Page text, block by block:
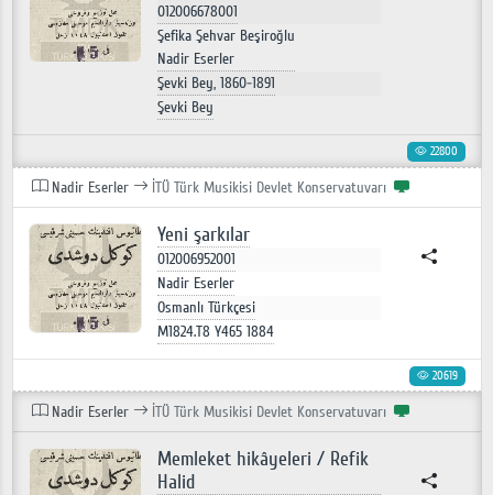
012006678001
Şefika Şehvar Beşiroğlu
Nadir Eserler
Şevki Bey, 1860-1891
Şevki Bey
22800
Nadir Eserler İTÜ Türk Musikisi Devlet Konservatuvarı
Yeni şarkılar
012006952001
Nadir Eserler
Osmanlı Türkçesi
M1824.T8 Y465 1884
20619
Nadir Eserler İTÜ Türk Musikisi Devlet Konservatuvarı
Memleket hikâyeleri / Refik
Halid